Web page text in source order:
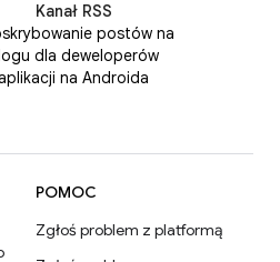
Kanał RSS
postów na
dla deweloperów
na Androida
POMOC
Zgłoś problem z platformą